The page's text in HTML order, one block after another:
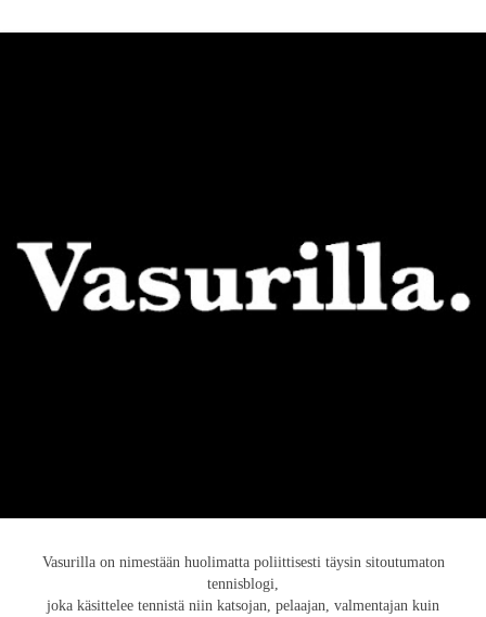
Vasurilla on nimestään huolimatta poliittisesti täysin sitoutumaton
tennisblogi,
joka käsittelee tennistä niin katsojan, pelaajan, valmentajan kuin